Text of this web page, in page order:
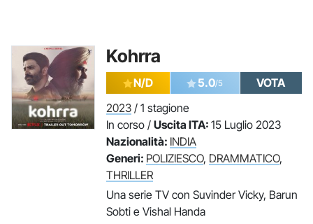
Kohrra
N/D 5.0/5
VOTA
2023 / 1 stagione
In corso / Uscita ITA: 15 Luglio 2023
Nazionalità: INDIA
Generi: POLIZIESCO, DRAMMATICO,
THRILLER
Una serie TV con Suvinder Vicky, Barun
Sobti e Vishal Handa